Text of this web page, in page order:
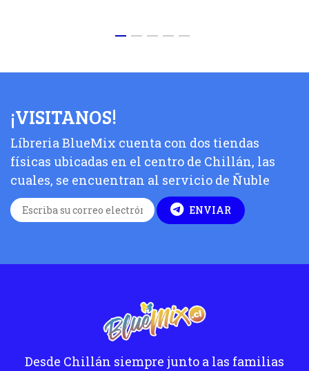
¡VISITANOS!
Líbreria BlueMix cuenta con dos tiendas
físicas ubicadas en el centro de Chillán, las
cuales, se encuentran al servicio de Ñuble
ENVIAR
Desde Chillán siempre junto a las familias